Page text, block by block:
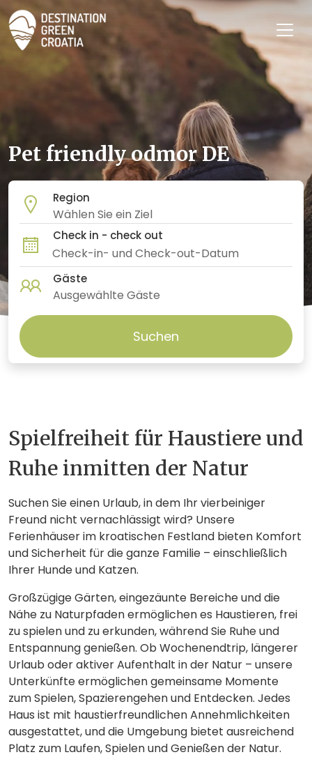
Pet friendly odmor DE
Region
Check in - check out
Gäste
Ausgewählte Gäste
Suchen
Spielfreiheit für Haustiere und
Ruhe inmitten der Natur
Suchen Sie einen Urlaub, in dem Ihr vierbeiniger
Freund nicht vernachlässigt wird? Unsere
Ferienhäuser im kroatischen Festland bieten Komfort
und Sicherheit für die ganze Familie – einschließlich
Ihrer Hunde und Katzen.
Großzügige Gärten, eingezäunte Bereiche und die
Nähe zu Naturpfaden ermöglichen es Haustieren, frei
zu spielen und zu erkunden, während Sie Ruhe und
Entspannung genießen. Ob Wochenendtrip, längerer
Urlaub oder aktiver Aufenthalt in der Natur – unsere
Unterkünfte ermöglichen gemeinsame Momente
zum Spielen, Spazierengehen und Entdecken. Jedes
Haus ist mit haustierfreundlichen Annehmlichkeiten
ausgestattet, und die Umgebung bietet ausreichend
Platz zum Laufen, Spielen und Genießen der Natur.